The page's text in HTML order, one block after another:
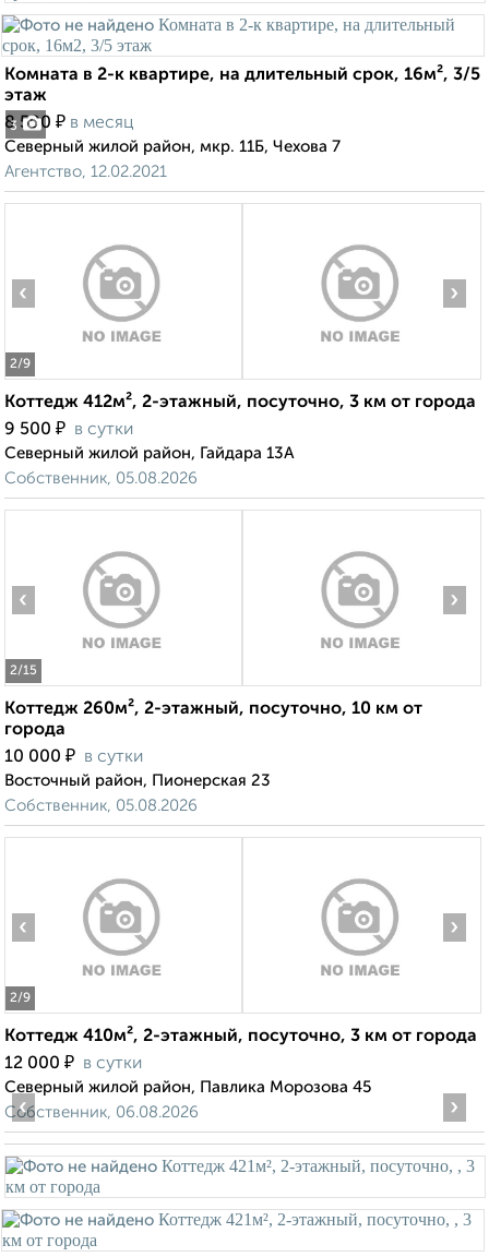
3
Комната в 2-к квартире, на длительный срок, 16м², 3/5
этаж
8 500 ₽ в месяц
Северный жилой район, мкр. 11Б, Чехова 7
Агентство, 12.02.2021
2/9
‹ ›
Коттедж 412м², 2-этажный, посуточно, 3 км от города
9 500 ₽ в сутки
Северный жилой район, Гайдара 13А
Собственник, 05.08.2026
2/15
‹ ›
Коттедж 260м², 2-этажный, посуточно, 10 км от
города
10 000 ₽ в сутки
Восточный район, Пионерская 23
Собственник, 05.08.2026
2/9
‹ ›
Коттедж 410м², 2-этажный, посуточно, 3 км от города
12 000 ₽ в сутки
Северный жилой район, Павлика Морозова 45
Собственник, 06.08.2026
‹ ›